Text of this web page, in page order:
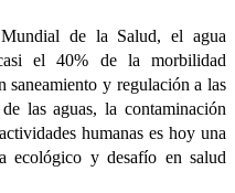
de la Salud, el agua
el 40% de la morbilidad
saneamiento y regulación a las
las aguas, la contaminación
humanas es hoy una
ecológico y desafío en salud